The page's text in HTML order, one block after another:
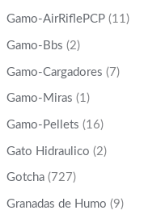
Gamo-AirRiflePCP (11)
Gamo-Bbs (2)
Gamo-Cargadores (7)
Gamo-Miras (1)
Gamo-Pellets (16)
Gato Hidraulico (2)
Gotcha (727)
Granadas de Humo (9)